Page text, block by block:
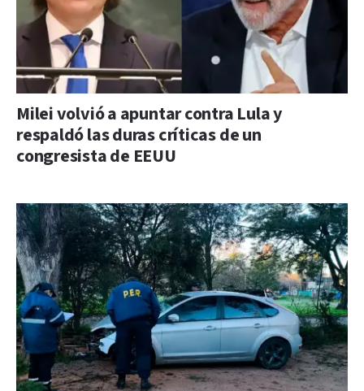
Milei volvió a apuntar contra Lula y
respaldó las duras críticas de un
congresista de EEUU